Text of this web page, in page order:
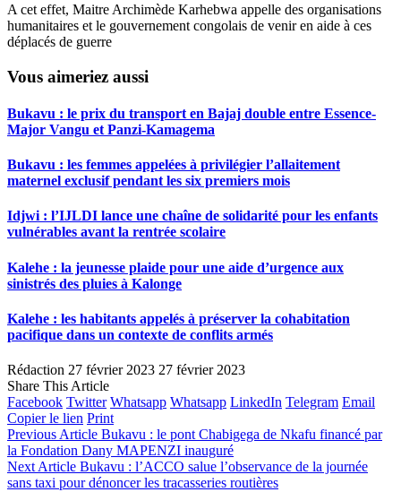
A cet effet, Maitre Archimède Karhebwa appelle des organisations
humanitaires et le gouvernement congolais de venir en aide à ces
déplacés de guerre
Vous aimeriez aussi
Bukavu : le prix du transport en Bajaj double entre Essence-
Major Vangu et Panzi-Kamagema
Bukavu : les femmes appelées à privilégier l’allaitement
maternel exclusif pendant les six premiers mois
Idjwi : l’IJLDI lance une chaîne de solidarité pour les enfants
vulnérables avant la rentrée scolaire
Kalehe : la jeunesse plaide pour une aide d’urgence aux
sinistrés des pluies à Kalonge
Kalehe : les habitants appelés à préserver la cohabitation
pacifique dans un contexte de conflits armés
Rédaction 27 février 2023 27 février 2023
Share This Article
Facebook Twitter Whatsapp Whatsapp LinkedIn Telegram Email
Copier le lien Print
Previous Article Bukavu : le pont Chabigega de Nkafu financé par
la Fondation Dany MAPENZI inauguré
Next Article Bukavu : l’ACCO salue l’observance de la journée
sans taxi pour dénoncer les tracasseries routières